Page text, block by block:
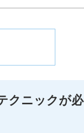
クニックが必